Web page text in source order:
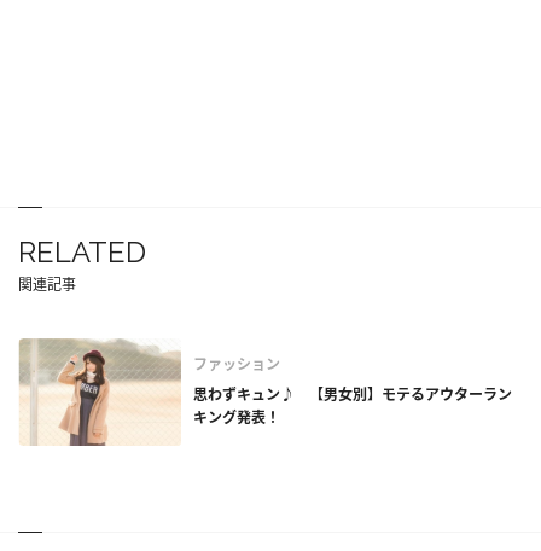
RELATED
関連記事
ファッション
思わずキュン♪ 【男女別】モテるアウターラン
キング発表！